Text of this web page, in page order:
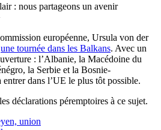
: nous partageons un avenir
européenne, Ursula von der
une tournée dans les Balkans. Avec un
: l’Albanie, la Macédoine du
la Serbie et la Bosnie-
dans l’UE le plus tôt possible.
déclarations péremptoires à ce sujet.